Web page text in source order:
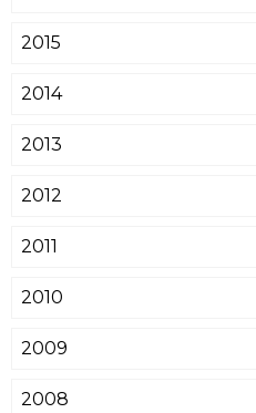
2015
2014
2013
2012
2011
2010
2009
2008